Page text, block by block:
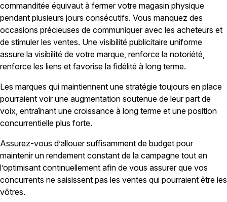
commanditée équivaut à fermer votre magasin physique
pendant plusieurs jours consécutifs. Vous manquez des
occasions précieuses de communiquer avec les acheteurs et
de stimuler les ventes. Une visibilité publicitaire uniforme
assure la visibilité de votre marque, renforce la notoriété,
renforce les liens et favorise la fidélité à long terme.
Les marques qui maintiennent une stratégie toujours en place
pourraient voir une augmentation soutenue de leur part de
voix, entraînant une croissance à long terme et une position
concurrentielle plus forte.
Assurez-vous d’allouer suffisamment de budget pour
maintenir un rendement constant de la campagne tout en
l’optimisant continuellement afin de vous assurer que vos
concurrents ne saisissent pas les ventes qui pourraient être les
vôtres.